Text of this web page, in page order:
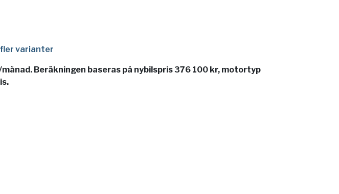
varianter
Beräkningen baseras på nybilspris 376 100 kr, motortyp